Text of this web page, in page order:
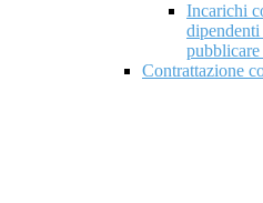
Incarichi
Contrattazione